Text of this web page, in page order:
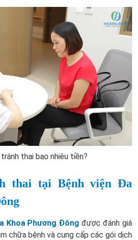
thai bao nhiêu tiền?
thai tại Bệnh viện Đa
Khoa Phương Đông được đánh giá
chữa bệnh và cung cấp các gói dịch